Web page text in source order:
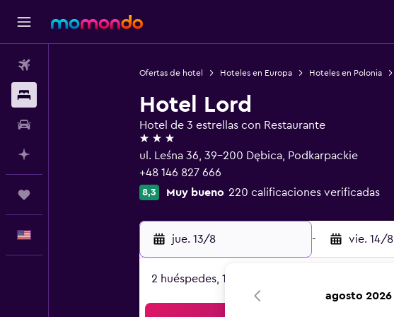
Ofertas de hotel Hoteles en Europa Hoteles en Polonia
Hotel Lord
Hotel de 3 estrellas con Restaurante
3 estrellas
ul. Leśna 36, 39-200 Dębica, Podkarpackie
+48 146 827 666
8,3 Muy bueno 220 calificaciones verificadas
jue. 13/8 - vie. 14/8
2 huéspedes, 1 habitación
agosto 2026